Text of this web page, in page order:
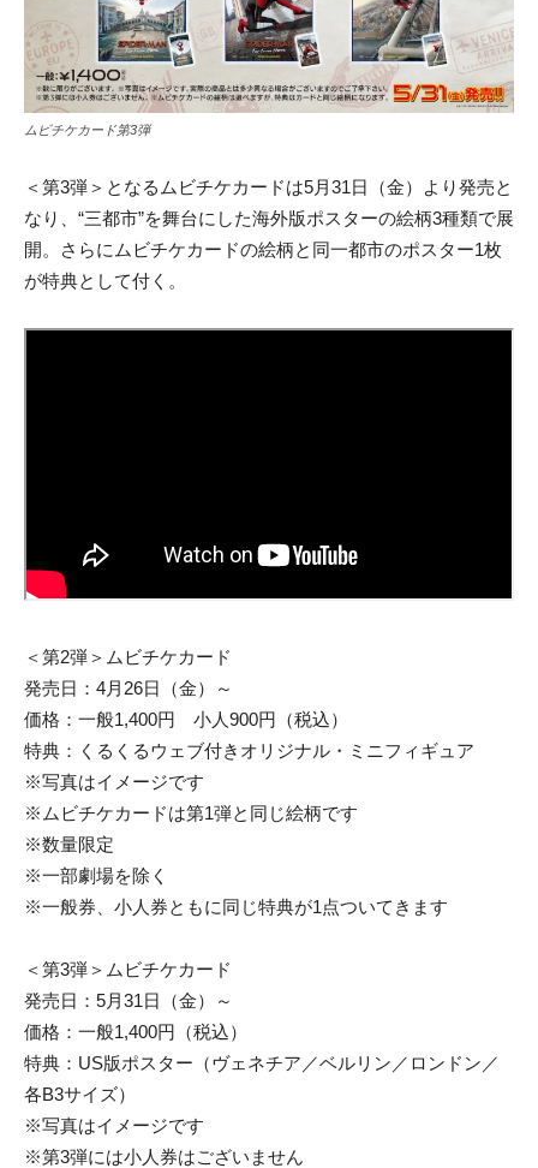
ムビチケカード第3弾
＜第3弾＞となるムビチケカードは5月31日（金）より発売と
なり、“三都市”を舞台にした海外版ポスターの絵柄3種類で展
開。さらにムビチケカードの絵柄と同一都市のポスター1枚
が特典として付く。
＜第2弾＞ムビチケカード
発売日：4月26日（金）～
価格：一般1,400円 小人900円（税込）
特典：くるくるウェブ付きオリジナル・ミニフィギュア
※写真はイメージです
※ムビチケカードは第1弾と同じ絵柄です
※数量限定
※一部劇場を除く
※一般券、小人券ともに同じ特典が1点ついてきます
＜第3弾＞ムビチケカード
発売日：5月31日（金）～
価格：一般1,400円（税込）
特典：US版ポスター（ヴェネチア／ベルリン／ロンドン／
各B3サイズ）
※写真はイメージです
※第3弾には小人券はございません